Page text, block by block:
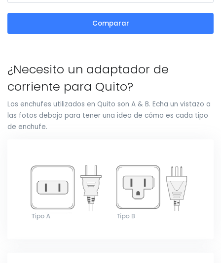
Comparar
¿Necesito un adaptador de
corriente para Quito?
Los enchufes utilizados en Quito son A & B. Echa un vistazo a
las fotos debajo para tener una idea de cómo es cada tipo
de enchufe.